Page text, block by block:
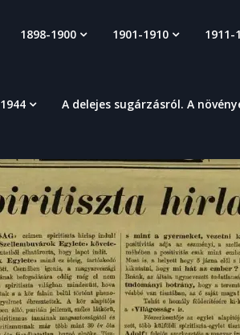
1898-1900 1901-1910 1911-
A delejes sugárzásról. A